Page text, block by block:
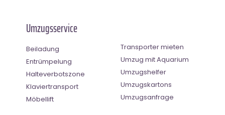
Umzugsservice
Beiladung
Entrümpelung
Halteverbotszone
Klaviertransport
Möbellift
Transporter mieten
Umzug mit Aquarium
Umzugshelfer
Umzugskartons
Umzugsanfrage